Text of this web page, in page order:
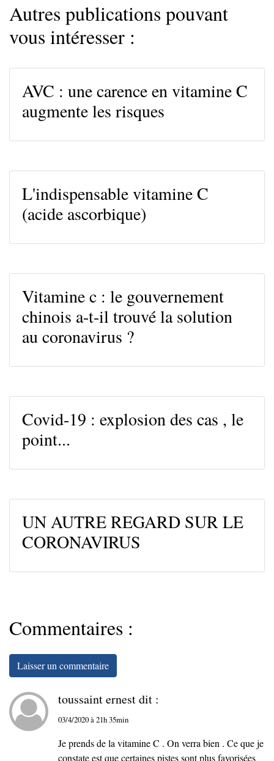
Autres publications pouvant
vous intéresser :
AVC : une carence en vitamine C
augmente les risques
L'indispensable vitamine C
(acide ascorbique)
Vitamine c : le gouvernement
chinois a-t-il trouvé la solution
au coronavirus ?
Covid-19 : explosion des cas , le
point...
UN AUTRE REGARD SUR LE
CORONAVIRUS
Commentaires :
Laisser un commentaire
toussaint ernest dit :
03/4/2020 à 21h 35min
Je prends de la vitamine C . On verra bien . Ce que je
constate est que certaines pistes sont plus favorisées